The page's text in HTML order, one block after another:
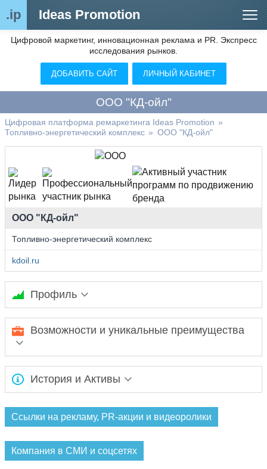
.ip Ideas Promotion
Сегменты рынка
Цифровой ремаркетинг (анализ рынка)
Видео
О нас
Цифровой маркетинг, инновационная реклама и PR. Экспресс
исследования рынков.
ДОБАВИТЬ САЙТ ЛИЧНЫЙ КАБИНЕТ
ООО "КД-ойл"
Цифровая платформа ремаркетинга Ideas Promotion »
Топливно-энергетический комплекс » ООО "КД-ойл"
ООО "КД-ойл"
Топливно-энергетический комплекс
kdoil.ru
Профиль
ООО «КД-ойл» осуществляет оптовые продажи
нефтепродуктов всех видов, сортов, марок. Всегда в наличии
и горючее, и сжиженный углеводородный газ, и все виды
темных нефтепродуктов.
Возможности и уникальные преимущества
Четкое соблюдение договорных условий поставки:
своевременная транспортировка и отгрузка продукции.
Соответствие стандартам ГОСТ: продукция закупается
История и Активы
нефтепродуктов более восьми лет.
Ссылки на рекламу, PR-акции и видеоролики
Компания в СМИ и соцсетях